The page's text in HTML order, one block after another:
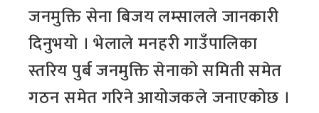
जनमुक्ति सेना बिजय लम्सालले जानकारी
दिनुभयो । भेलाले मनहरी गाउँपालिका
स्तरिय पुर्ब जनमुक्ति सेनाको समिती समेत
गठन समेत गरिने आयोजकले जनाएकोछ ।